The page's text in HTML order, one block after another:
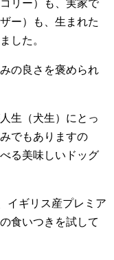
リー）も、実家で
ー）も、生まれた
した。
の良さを褒められ
生（犬生）にとっ
でもありますの
る美味しいドッグ
イギリス産プレミア
食いつきを試して